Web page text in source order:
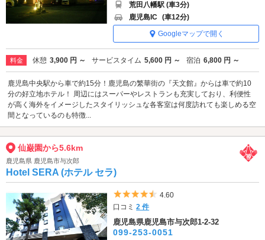
荒田八幡駅 (車3分)
鹿児島IC (車12分)
Googleマップで開く
料金 休憩 3,900 円 ～ サービスタイム 5,600 円 ～ 宿泊 6,800 円 ～
鹿児島中央駅から車で約15分！鹿児島の繁華街の『天文館』からは車で約10
分の好立地ホテル！ 周辺にはスーパーやレストランも充実しており、利便性
が高く海外をイメージしたスタイリッシュな各客室は何度訪れても楽しめる空
間となっているのも特徴...
仙巌園から5.6km
鹿児島県 鹿児島市与次郎
Hotel SERA (ホテル セラ)
5つ星のうち4.5
4.60
口コミ2 件
鹿児島県鹿児島市与次郎1-2-32
099-253-0051